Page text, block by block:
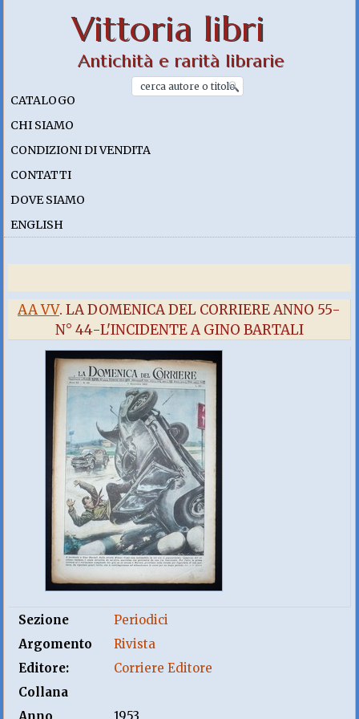
Vittoria libri
Antichità e rarità librarie
CATALOGO
CHI SIAMO
CONDIZIONI DI VENDITA
CONTATTI
DOVE SIAMO
ENGLISH
AA VV. LA DOMENICA DEL CORRIERE ANNO 55-
N° 44-L'INCIDENTE A GINO BARTALI
Sezione
Periodici
Argomento
Rivista
Editore:
Corriere Editore
Collana